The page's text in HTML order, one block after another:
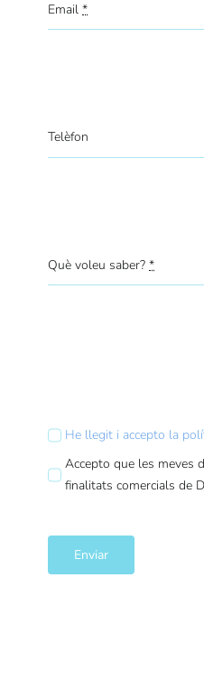
Email*
Telèfon
Què voleu saber?*
He llegit i accepto la
Accepto que les meves
finalitats comercials de
Enviar